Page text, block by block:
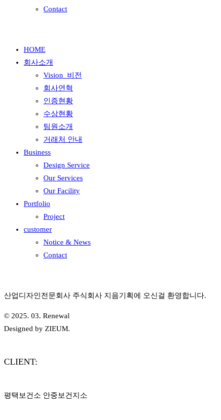
Contact
HOME
회사소개
Vision_비전
회사연혁
인증현황
수상현황
팀원소개
거래처 안내
Business
Design Service
Our Services
Our Facility
Portfolio
Project
customer
Notice & News
Contact
산업디자인전문회사 주식회사 지음기획에 오신걸 환영합니다.
© 2025. 03. Renewal
Designed by ZIEUM.
CLIENT:
평택보건소 안중보건지소